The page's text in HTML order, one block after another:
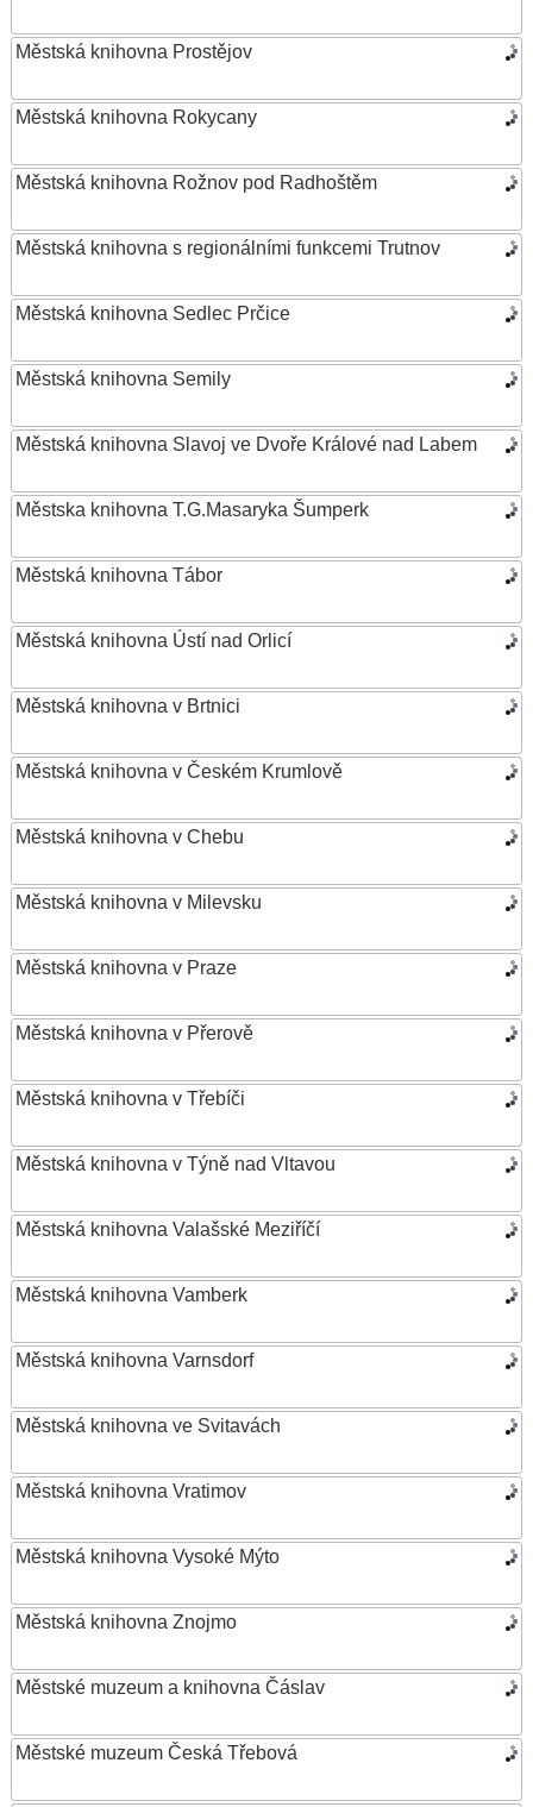
Městská knihovna Prostějov
Městská knihovna Rokycany
Městská knihovna Rožnov pod Radhoštěm
Městská knihovna s regionálními funkcemi Trutnov
Městská knihovna Sedlec Prčice
Městská knihovna Semily
Městská knihovna Slavoj ve Dvoře Králové nad Labem
Městska knihovna T.G.Masaryka Šumperk
Městská knihovna Tábor
Městská knihovna Ústí nad Orlicí
Městská knihovna v Brtnici
Městská knihovna v Českém Krumlově
Městská knihovna v Chebu
Městská knihovna v Milevsku
Městská knihovna v Praze
Městská knihovna v Přerově
Městská knihovna v Třebíči
Městská knihovna v Týně nad Vltavou
Městská knihovna Valašské Meziříčí
Městská knihovna Vamberk
Městská knihovna Varnsdorf
Městská knihovna ve Svitavách
Městská knihovna Vratimov
Městská knihovna Vysoké Mýto
Městská knihovna Znojmo
Městské muzeum a knihovna Čáslav
Městské muzeum Česká Třebová